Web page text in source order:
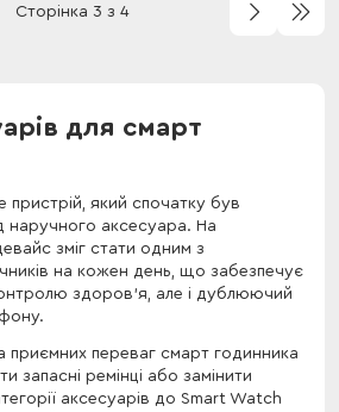
Сторінка 3 з 4
для смарт
пристрій, який спочатку був
наручного аксесуара. На
зміг стати одним з
на кожен день, що забезпечує
здоров'я, але і дублюючий
приємних переваг смарт годинника
запасні ремінці або замінити
аксесуарів до Smart Watch